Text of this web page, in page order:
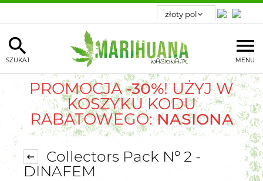
MENU
SZUKAJ
PROMOCJA-30%! UŻYJ W
KOSZYKU KODU
RABATOWEGO:NASIONA
Collectors Pack Nº 2 -
DINAFEM